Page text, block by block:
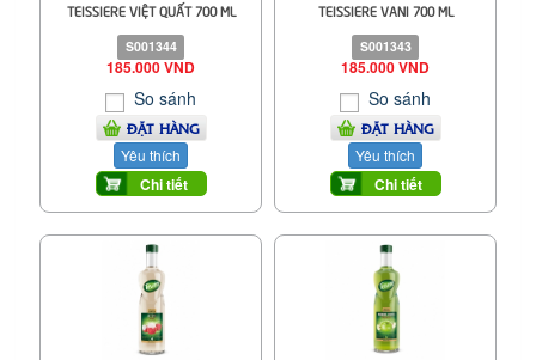
TEISSIERE VIỆT QUẤT 700 ML
S001344
185.000 VND
So sánh
ĐẶT HÀNG
Yêu thích
Chi tiết
TEISSIERE VANI 700 ML
S001343
185.000 VND
So sánh
ĐẶT HÀNG
Yêu thích
Chi tiết